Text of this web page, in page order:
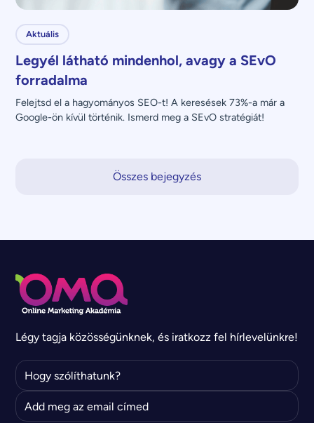
Aktuális
Legyél látható mindenhol, avagy a SEvO
forradalma
Felejtsd el a hagyományos SEO-t! A keresések 73%-a már a
Google-ön kívül történik. Ismerd meg a SEvO stratégiát!
Összes bejegyzés
Légy tagja közösségünknek, és iratkozz fel hírlevelünkre!